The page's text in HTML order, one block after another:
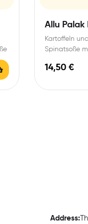
Allu Palak
Kartoffeln
Spinatsoße
14,50 €
Address: